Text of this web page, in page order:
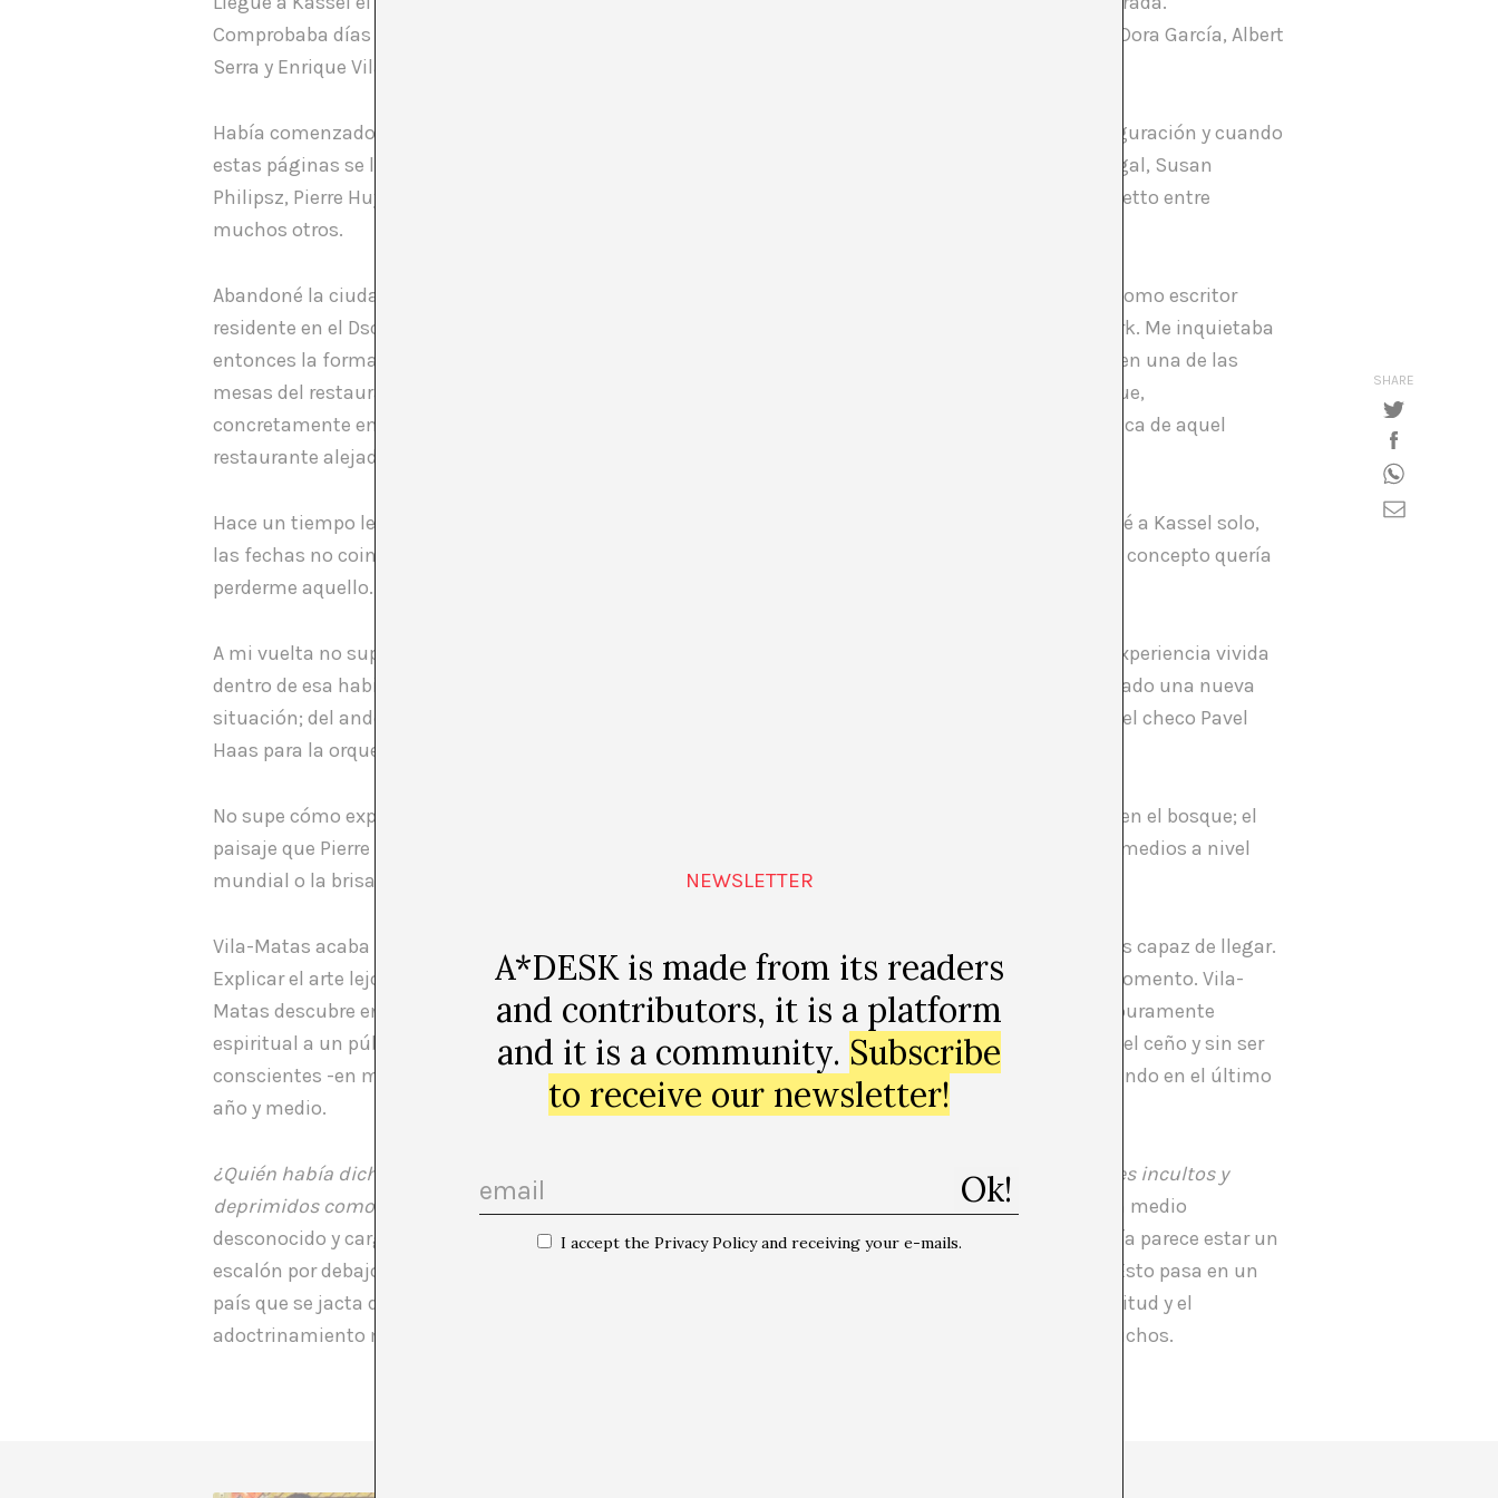
Comprobaba días antes de mi viaje la escasa y dispar presencia española en la programación oficial. Dora García, Albert
Serra y Enrique Vila-Matas. También Dalí, Julio González y alguna colaboración a mayores.
Había comenzado mi interés meses antes, cuando una serie de colegas se habían acercado a la inauguración y cuando
estas páginas se llenaban de opiniones que en muchos casos coincidían en nombres como Tino Sehgal, Susan
Philipsz, Pierre Huyghe, Ryan Gander, Theaster Gates, Janet Cardiff & George Bures Miller o Lara Favaretto entre
muchos otros.
Abandoné la ciudad el jueves 6, cinco días antes de que Enrique Vila-Matas iniciase su participación como escritor
residente en el Dschingis Khan, un restaurante chino situado en uno de los extremos del Karlsaue Park. Me inquietaba
entonces la forma en la que un escritor podía participar de aquel modo en una Documenta. Sentarse en una de las
mesas del restaurante, cuaderno en mano, e ir escribiendo no sé el qué bajo la atenta mirada de los que,
concretamente en una de las jornadas que él permaneció allí, habían decidido probar la comida asiática de aquel
restaurante alejado del centro de la ciudad.
Hace un tiempo leí la noticia de la inminente salida de su nuevo libro,
. Viajé a Kassel solo,
las fechas no coincidían con las de ningún posible acompañante y me planté allí porque bajo ningún concepto quería
perderme aquello.
A mi vuelta no supe cómo explicar a mi familia y amigos muchas de las sensaciones del viaje, de la experiencia vivida
dentro de esa habitación perdida en el Grand City Hotel Hessenland, para la que Tino Sehgal había creado una nueva
situación; del andén de la Hauptbahnhof en el que sonaba
, composición creada por el checo Pavel
Haas para la orquesta de su campo de concentración poco antes de ser enviado a Auschwitz.
No supe cómo explicarles la impresión que me produjo la instalación sonora de Cardiff y Bures Miller en el bosque; el
paisaje que Pierre Huyghe creó con la ayuda de aquel perro mágico que copó las páginas de todos los medios a nivel
mundial o la brisa de Ryan Gander en el Fridericianum.
Vila-Matas acaba de tender un puente por el que el arte transita hacia un público al que la crítica no es capaz de llegar.
Explicar el arte lejos de lo objetual, bajo una hábil mirada que se muestra escéptica desde el primer momento. Vila-
Matas descubre en Kassel una serie de sensaciones que logran abrir una vía al escéptico y acercar lo puramente
espiritual a un público especializado que visitamos Documenta libro en mano, anotando, frunciendo el ceño y sin ser
conscientes -en muchos casos- del poso que esa experiencia ha dejado en lo que hemos estado haciendo en el último
año y medio.
¿Quién había dicho que el arte contemporáneo estaba de capa caída? Solo los intelectuales de países incultos y
deprimidos como el mío podían llegar a pensar este tipo de barbaridades
. Despertar el interés por un medio
desconocido y cargar contra los prejuicios que han convertido al artista en un individuo cuya categoría parece estar un
escalón por debajo de la del resto de habitantes, que parece tener que pedir perdón constantemente. Esto pasa en un
país que se jacta de su propia incultura, que se enfanga a mandíbula batiente en los lodos de la ineptitud y el
adoctrinamiento más podrido. Kassel no invita a la lógica es un libro para leer y para regalárselo a muchos.
SHARE
NEWSLETTER
A*DESK is made from its readers
and contributors, it is a platform
and it is a community. Subscribe
to receive our newsletter!
I accept the Privacy Policy and receiving your e-mails.